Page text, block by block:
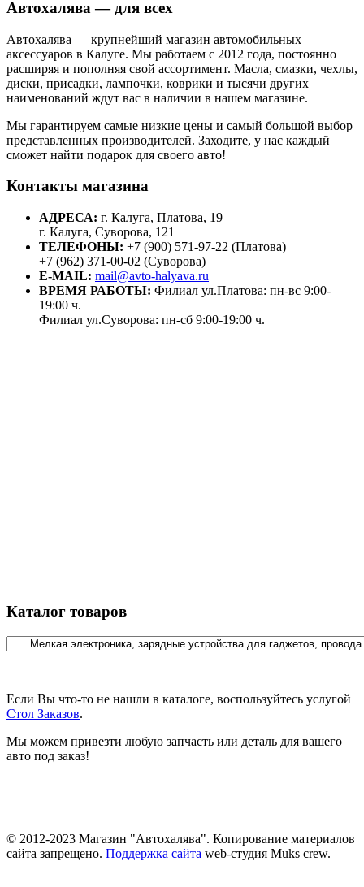
Автохалява — для всех
Автохалява — крупнейший магазин автомобильных
аксессуаров в Калуге. Мы работаем с 2012 года, постоянно
расширяя и пополняя свой ассортимент. Масла, смазки, чехлы,
диски, присадки, лампочки, коврики и тысячи других
наименований ждут вас в наличии в нашем магазине.
Мы гарантируем самые низкие цены и самый большой выбор
представленных производителей. Заходите, у нас каждый
сможет найти подарок для своего авто!
Контакты магазина
АДРЕСА: г. Калуга, Платова, 19
г. Калуга, Суворова, 121
ТЕЛЕФОНЫ: +7 (900) 571-97-22 (Платова)
+7 (962) 371-00-02 (Суворова)
E-MAIL: mail@avto-halyava.ru
ВРЕМЯ РАБОТЫ: Филиал ул.Платова: пн-вс 9:00-
19:00 ч.
Филиал ул.Суворова: пн-сб 9:00-19:00 ч.
Каталог товаров
Если Вы что-то не нашли в каталоге, воспользуйтесь услугой
Стол Заказов.
Мы можем привезти любую запчасть или деталь для вашего
авто под заказ!
© 2012-2023 Магазин "Автохалява". Копирование материалов
сайта запрещено. Поддержка сайта web-студия Muks crew.